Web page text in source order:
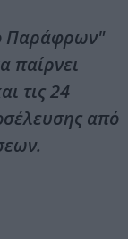
Παράφρων"
παίρνει
τις 24
από